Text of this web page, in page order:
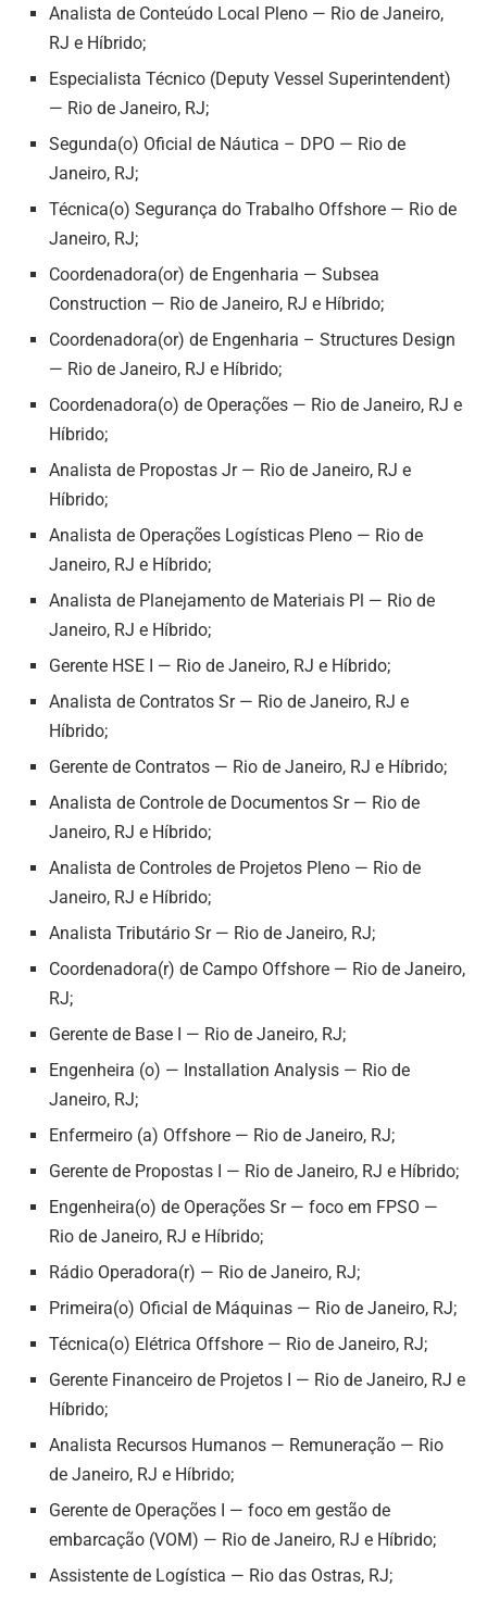
Analista de Conteúdo Local Pleno — Rio de Janeiro,
RJ e Híbrido;
Especialista Técnico (Deputy Vessel Superintendent)
— Rio de Janeiro, RJ;
Segunda(o) Oficial de Náutica – DPO — Rio de
Janeiro, RJ;
Técnica(o) Segurança do Trabalho Offshore — Rio de
Janeiro, RJ;
Coordenadora(or) de Engenharia — Subsea
Construction — Rio de Janeiro, RJ e Híbrido;
Coordenadora(or) de Engenharia – Structures Design
— Rio de Janeiro, RJ e Híbrido;
Coordenadora(o) de Operações — Rio de Janeiro, RJ e
Híbrido;
Analista de Propostas Jr — Rio de Janeiro, RJ e
Híbrido;
Analista de Operações Logísticas Pleno — Rio de
Janeiro, RJ e Híbrido;
Analista de Planejamento de Materiais Pl — Rio de
Janeiro, RJ e Híbrido;
Gerente HSE I — Rio de Janeiro, RJ e Híbrido;
Analista de Contratos Sr — Rio de Janeiro, RJ e
Híbrido;
Gerente de Contratos — Rio de Janeiro, RJ e Híbrido;
Analista de Controle de Documentos Sr — Rio de
Janeiro, RJ e Híbrido;
Analista de Controles de Projetos Pleno — Rio de
Janeiro, RJ e Híbrido;
Analista Tributário Sr — Rio de Janeiro, RJ;
Coordenadora(r) de Campo Offshore — Rio de Janeiro,
RJ;
Gerente de Base I — Rio de Janeiro, RJ;
Engenheira (o) — Installation Analysis — Rio de
Janeiro, RJ;
Enfermeiro (a) Offshore — Rio de Janeiro, RJ;
Gerente de Propostas I — Rio de Janeiro, RJ e Híbrido;
Engenheira(o) de Operações Sr — foco em FPSO —
Rio de Janeiro, RJ e Híbrido;
Rádio Operadora(r) — Rio de Janeiro, RJ;
Primeira(o) Oficial de Máquinas — Rio de Janeiro, RJ;
Técnica(o) Elétrica Offshore — Rio de Janeiro, RJ;
Gerente Financeiro de Projetos I — Rio de Janeiro, RJ e
Híbrido;
Analista Recursos Humanos — Remuneração — Rio
de Janeiro, RJ e Híbrido;
Gerente de Operações I — foco em gestão de
embarcação (VOM) — Rio de Janeiro, RJ e Híbrido;
Assistente de Logística — Rio das Ostras, RJ;